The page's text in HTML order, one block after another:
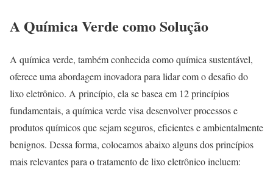
A Química Verde como Solução
A química verde, também conhecida como química sustentável,
oferece uma abordagem inovadora para lidar com o desafio do
lixo eletrônico. A princípio, ela se basea em 12 princípios
fundamentais, a química verde visa desenvolver processos e
produtos químicos que sejam seguros, eficientes e ambientalmente
benignos. Dessa forma, colocamos abaixo alguns dos princípios
mais relevantes para o tratamento de lixo eletrônico incluem: